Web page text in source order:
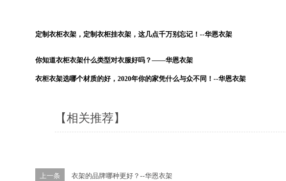
定制衣柜衣架，定制衣柜挂衣架，这几点千万别忘记！--华恩衣架
你知道衣柜衣架什么类型对衣服好吗？——华恩衣架
衣柜衣架选哪个材质的好，2020年你的家凭什么与众不同！--华恩衣架
【相关推荐】
上一条 衣架的品牌哪种更好？--华恩衣架